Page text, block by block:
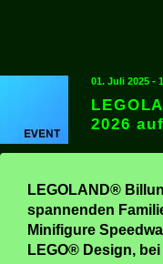
01. Juli 2025 -
2026
LEGOLAND®
spannenden
Minifigure
LEGO® Design,